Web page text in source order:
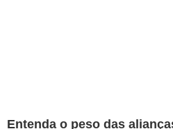
Entenda o peso das